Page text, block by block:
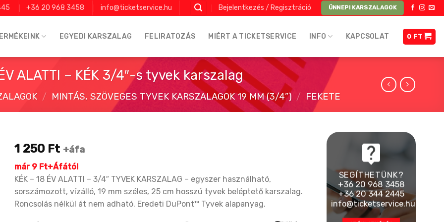
+36 20 968 3458 info@ticketservice.hu Bejelentkezés / Regisztráció ÜNNEPI KARSZALAGOK
EGYEDI KARSZALAG FELIRATOZÁS MIÉRT A TICKETSERVICE INFO KAPCSOLAT 0 FT
ALATTI – KÉK 3/4″-s tyvek karszalag
/ MINTÁS, SZÖVEGES TYVEK KARSZALAGOK 19 MM (3/4”) / FEKETE
1 250 Ft +áfa
már 9 Ft+Áfától
KÉK – 18 ÉV ALATTI – 3/4″ TYVEK KARSZALAG – egyszer használható,
sorszámozott, vízálló, 19 mm széles, 25 cm hosszú tyvek beléptető karszalag.
Roncsolás nélkül át nem adható. Eredeti DuPont™ Tyvek alapanyag.
SEGÍTHETÜNK?
+36 20 968 3458
+36 20 344 2445
info@ticketservice.hu